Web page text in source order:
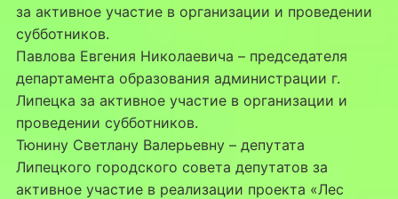
за активное участие в организации и проведении
субботников.
Павлова Евгения Николаевича – председателя
департамента образования администрации г.
Липецка за активное участие в организации и
проведении субботников.
Тюнину Светлану Валерьевну – депутата
Липецкого городского совета депутатов за
активное участие в реализации проекта «Лес